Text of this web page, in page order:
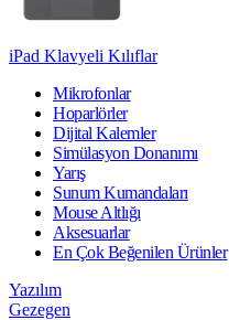
iPad Klavyeli Kılıflar
Mikrofonlar
Hoparlörler
Dijital Kalemler
Simülasyon Donanımı
Yarış
Sunum Kumandaları
Mouse Altlığı
Aksesuarlar
En Çok Beğenilen Ürünler
Yazılım
Gezegen